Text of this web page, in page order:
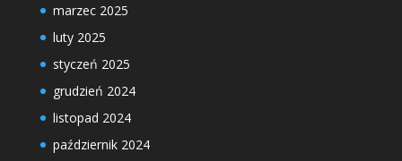
marzec 2025
luty 2025
styczeń 2025
grudzień 2024
listopad 2024
październik 2024